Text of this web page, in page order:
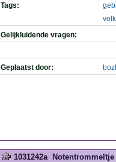
Tags:
Gelijkluidende vragen:
Geplaatst door:
1031242a